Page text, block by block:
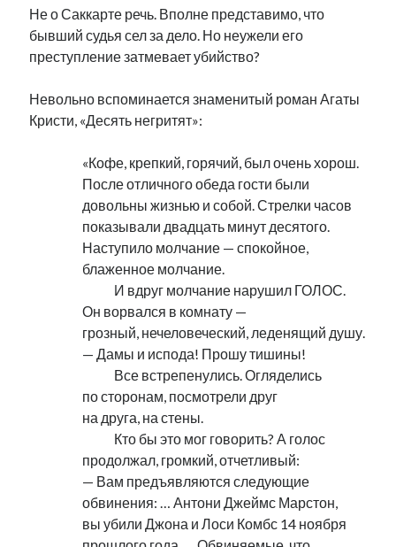
Не о Саккарте речь. Вполне представимо, что
бывший судья сел за дело. Но неужели его
преступление затмевает убийство?
Невольно вспоминается знаменитый роман Агаты
Кристи, «Десять негритят»:
«Кофе, крепкий, горячий, был очень хорош.
После отличного обеда гости были
довольны жизнью и собой. Стрелки часов
показывали двадцать минут десятого.
Наступило молчание — спокойное,
блаженное молчание.
И вдруг молчание нарушил ГОЛОС.
Он ворвался в комнату —
грозный, нечеловеческий, леденящий душу.
— Дамы и испода! Прошу тишины!
Все встрепенулись. Огляделись
по сторонам, посмотрели друг
на друга, на стены.
Кто бы это мог говорить? А голос
продолжал, громкий, отчетливый:
— Вам предъявляются следующие
обвинения: … Антони Джеймс Марстон,
вы убили Джона и Лоси Комбс 14 ноября